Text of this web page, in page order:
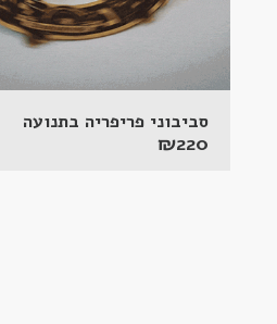
סביבוני פריפריה בתנועה
₪220